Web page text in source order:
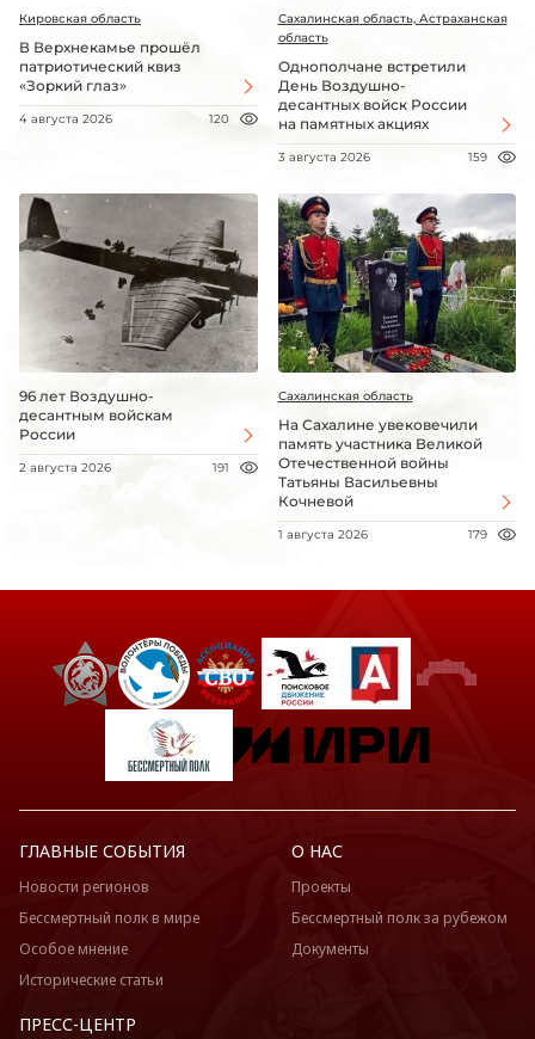
Кировская область
В Верхнекамье прошёл
патриотический квиз
«Зоркий глаз»
4 августа 2026 120
Сахалинская область, Астраханская
область
Однополчане встретили
День Воздушно-
десантных войск России
на памятных акциях
3 августа 2026 159
96 лет Воздушно-
десантным войскам
России
2 августа 2026 191
Сахалинская область
На Сахалине увековечили
память участника Великой
Отечественной войны
Татьяны Васильевны
Кочневой
1 августа 2026 179
ГЛАВНЫЕ СОБЫТИЯ
Новости регионов
Бессмертный полк в мире
Особое мнение
Исторические статьи
О НАС
Проекты
Бессмертный полк за рубежом
Документы
ПРЕСС-ЦЕНТР